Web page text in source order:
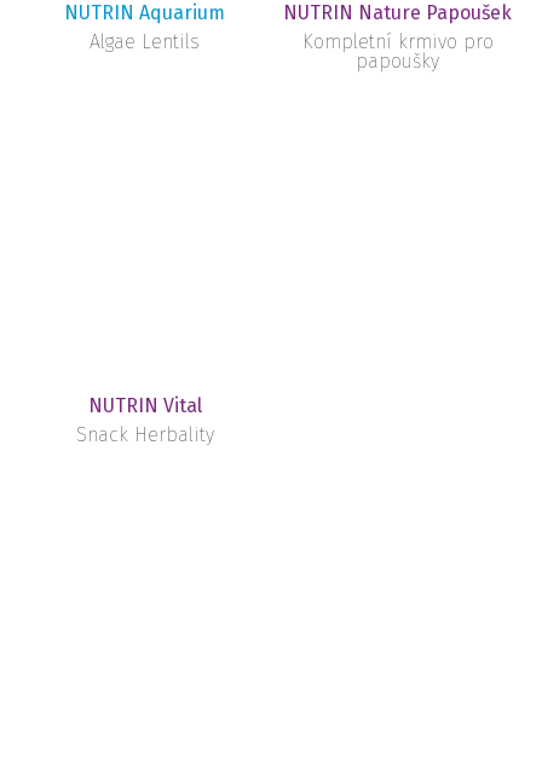
NUTRIN Aquarium
Algae Lentils
NUTRIN Nature Papoušek
Kompletní krmivo pro
papoušky
NUTRIN Vital
Snack Herbality